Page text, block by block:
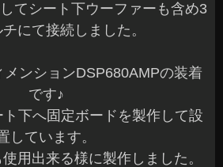
てシート下ウーファーも含め3
にて接続しました。
ンションDSP680AMPの装着
です♪
下へ固定ボードを製作して設
しています。
用出来る様に製作しました。